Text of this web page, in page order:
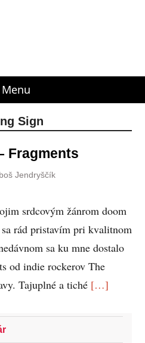
Menu
Sign
Fragments
Jendryščík
srdcovým žánrom doom
rád pristavím pri kvalitnom
sa ku mne dostalo
od indie rockerov The
Tajuplné a tiché […]